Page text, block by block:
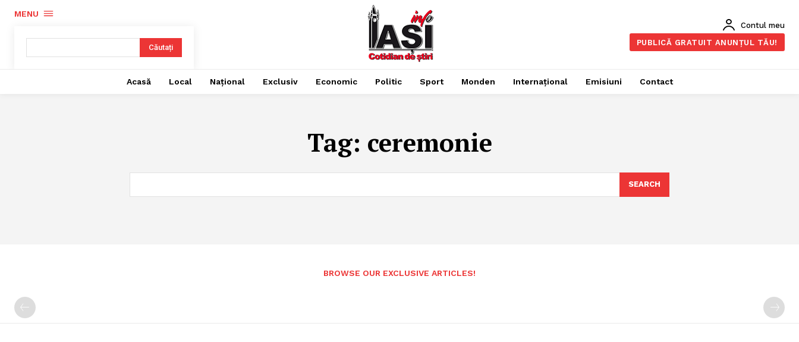
MENU
Căutați
Contul meu
PUBLICĂ GRATUIT ANUNȚUL TĂU!
Acasă Local Național Exclusiv Economic Politic Sport Monden Internațional Emisiuni Contact
Tag: ceremonie
SEARCH
BROWSE OUR EXCLUSIVE ARTICLES!